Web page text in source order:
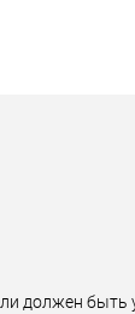
должен